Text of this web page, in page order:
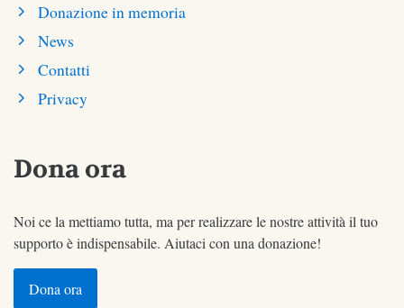
Donazione in memoria
News
Contatti
Privacy
Dona ora
Noi ce la mettiamo tutta, ma per realizzare le nostre attività il tuo
supporto è indispensabile. Aiutaci con una donazione!
Dona ora